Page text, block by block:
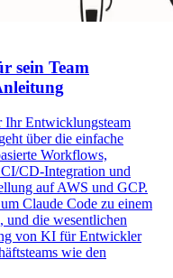
sein Team
Ihr Entwicklungsteam
über die einfache
Workflows,
CD-Integration und
auf AWS und GCP.
Claude Code zu einem
und die wesentlichen
von KI für Entwickler
wie den